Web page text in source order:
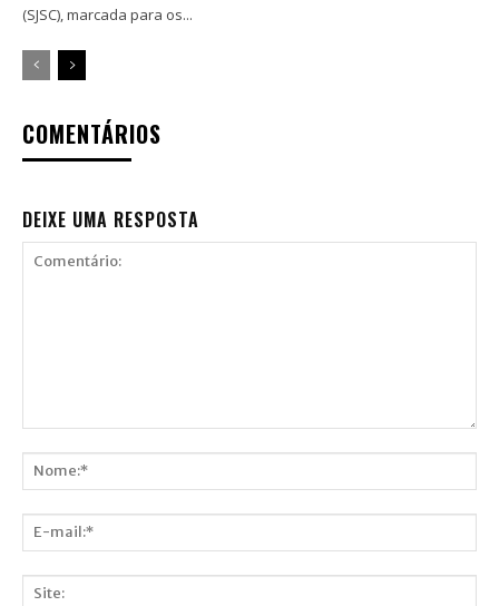
(SJSC), marcada para os...
COMENTÁRIOS
DEIXE UMA RESPOSTA
mail:*